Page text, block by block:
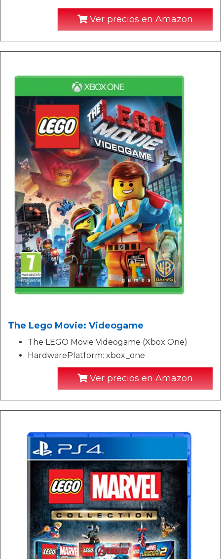
Ver precios en Amazon
The Lego Movie: Videogame
The LEGO Movie Videogame (Xbox One)
HardwarePlatform: xbox_one
Ver precios en Amazon